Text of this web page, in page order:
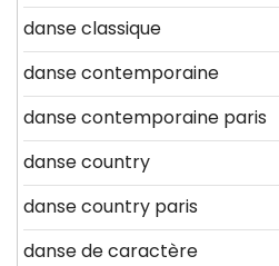
danse classique
danse contemporaine
danse contemporaine paris
danse country
danse country paris
danse de caractère